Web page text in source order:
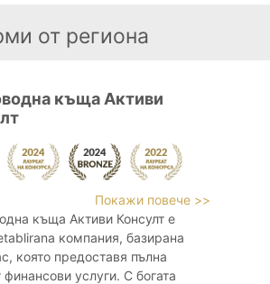
от региона
къща Активи
Покажи повече >>
къща Активи Консулт е
компания, базирана
която предоставя пълна
финансови услуги. С богата